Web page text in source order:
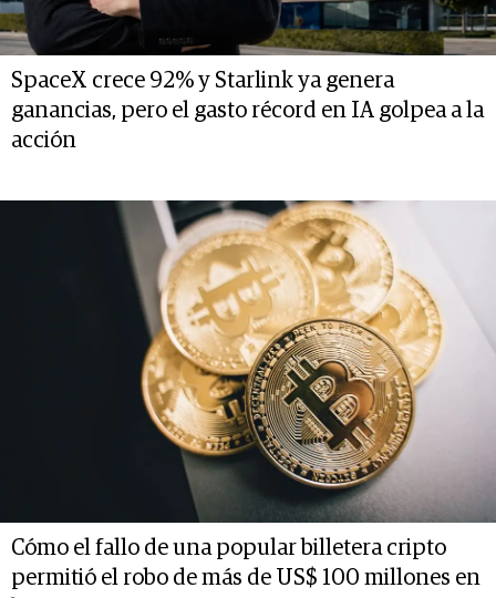
SpaceX crece 92% y Starlink ya genera
ganancias, pero el gasto récord en IA golpea a la
acción
Cómo el fallo de una popular billetera cripto
permitió el robo de más de US$ 100 millones en